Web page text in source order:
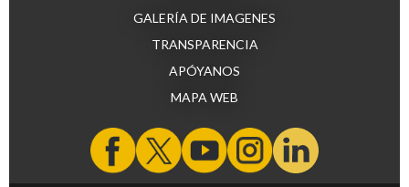
GALERÍA DE IMAGENES
TRANSPARENCIA
APÓYANOS
MAPA WEB